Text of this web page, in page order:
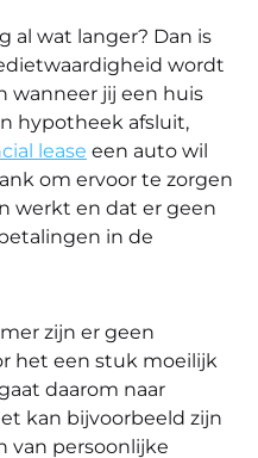
al wat langer? Dan is
wordt
wanneer jij een huis
hypotheek afsluit,
lease een auto wil
om ervoor te zorgen
werkt en dat er geen
in de
zijn er geen
het een stuk moeilijk
daarom naar
kan bijvoorbeeld zijn
van persoonlijke